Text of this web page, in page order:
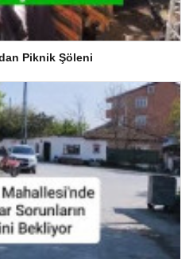
Piknik Şöleni